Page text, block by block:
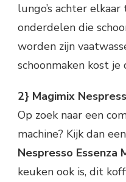
lungo’s achter
onderdelen die
worden zijn
schoonmaken kost
2} Magimix
Op zoek naar een
machine? Kijk dan
Nespresso Essenza
keuken ook is, dit